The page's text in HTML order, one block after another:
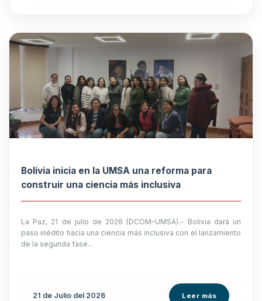
Bolivia inicia en la UMSA una reforma para
construir una ciencia más inclusiva
La Paz, 21 de julio de 2026 (DCOM-UMSA).- Bolivia dará un
paso inédito hacia una ciencia más inclusiva con el lanzamiento
de la segunda fase...
21 de Julio del 2026 Leer más